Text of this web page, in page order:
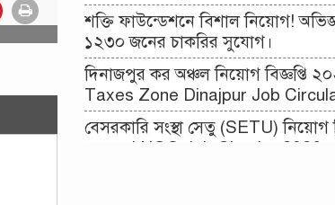
শক্তি ফাউন্ডেশনে বিশাল নিয়োগ!
১২৩০ জনের চাকরির সুযোগ।
দিনাজপুর কর অঞ্চল নিয়োগ বিজ্ঞপ্তি
Taxes Zone Dinajpur Job
বেসরকারি সংস্থা সেতু (SETU) নিয়োগ
২০২৬ | NGO Job Circular 2026